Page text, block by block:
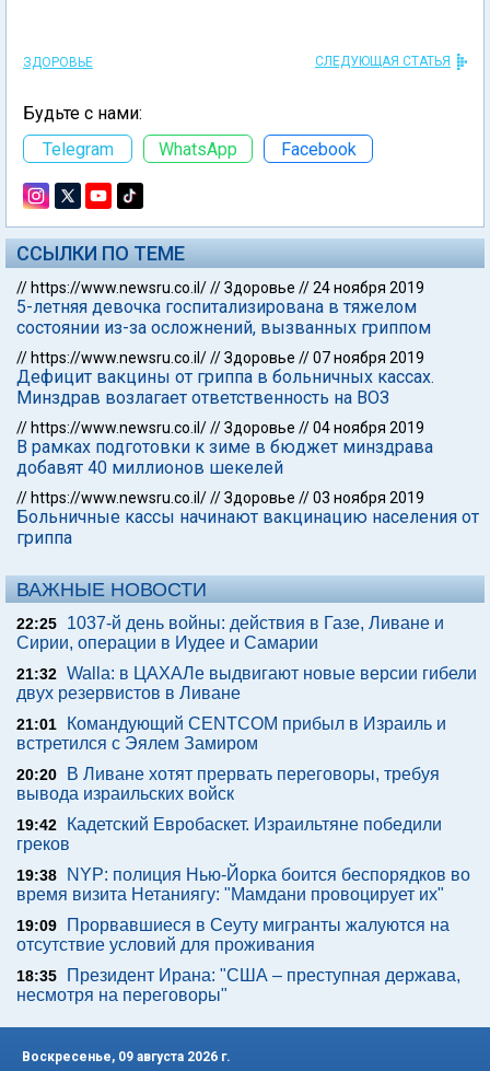
ЗДОРОВЬЕ СЛЕДУЮЩАЯ СТАТЬЯ
Будьте с нами:
Telegram
WhatsApp Facebook
ССЫЛКИ ПО ТЕМЕ
// https://www.newsru.co.il///Здоровье //24 ноября 2019
5-летняя девочка госпитализирована в тяжелом
состоянии из-за осложнений, вызванных гриппом
// https://www.newsru.co.il///Здоровье //07 ноября 2019
Дефицит вакцины от гриппа в больничных кассах.
Минздрав возлагает ответственность на ВОЗ
// https://www.newsru.co.il///Здоровье //04 ноября 2019
В рамках подготовки к зиме в бюджет минздрава
добавят 40 миллионов шекелей
// https://www.newsru.co.il///Здоровье //03 ноября 2019
Больничные кассы начинают вакцинацию населения от
гриппа
ВАЖНЫЕ НОВОСТИ
22:25
1037-й день войны: действия в Газе, Ливане и
Сирии, операции в Иудее и Самарии
21:32 Walla: в ЦАХАЛе выдвигают новые версии гибели
двух резервистов в Ливане
21:01
Командующий CENTCOM прибыл в Израиль и
встретился с Эялем Замиром
20:20
В Ливане хотят прервать переговоры, требуя
вывода израильских войск
19:42
Кадетский Евробаскет. Израильтяне победили
греков
19:38
NYP: полиция Нью-Йорка боится беспорядков во
время визита Нетаниягу: "Мамдани провоцирует их"
19:09
Прорвавшиеся в Сеуту мигранты жалуются на
отсутствие условий для проживания
18:35
Президент Ирана: "США – преступная держава,
несмотря на переговоры"
Воскресенье, 09 августа 2026 г.